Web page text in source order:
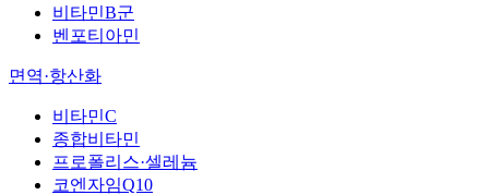
비타민B군
벤포티아민
면역·항산화
비타민C
종합비타민
프로폴리스·셀레늄
코엔자임Q10